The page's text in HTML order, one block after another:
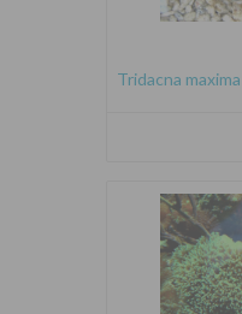
Tridacna maxima